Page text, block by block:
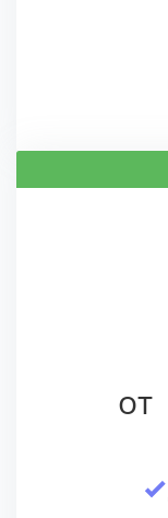
от